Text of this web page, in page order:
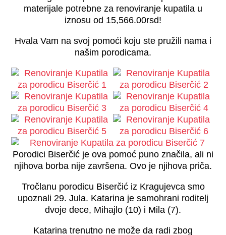
materijale potrebne za renoviranje kupatila u
iznosu od 15,566.00rsd!
Hvala Vam na svoj pomoći koju ste pružili nama i
našim porodicama.
Porodici Biserčić je ova pomoć puno značila, ali ni
njihova borba nije završena. Ovo je njihova priča.
Tročlanu porodicu Biserčić iz Kragujevca smo
upoznali 29. Jula. Katarina je samohrani roditelj
dvoje dece, Mihajlo (10) i Mila (7).
Katarina trenutno ne može da radi zbog